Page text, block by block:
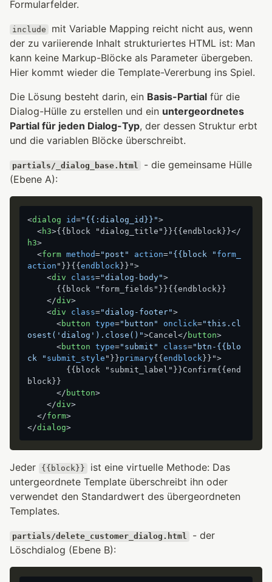
Formularfelder.
include
mit Variable Mapping reicht nicht aus, wenn
der zu variierende Inhalt strukturiertes HTML ist: Man
kann keine Markup-Blöcke als Parameter übergeben.
Hier kommt wieder die Template-Vererbung ins Spiel.
Die Lösung besteht darin, ein Basis-Partial für die
Dialog-Hülle zu erstellen und ein untergeordnetes
Partial für jeden Dialog-Typ, der dessen Struktur erbt
und die variablen Blöcke überschreibt.
partials/_dialog_base.html
- die gemeinsame Hülle
(Ebene A):
<dialog id="{{:dialog_id}}">
<h3>{{block "dialog_title"}}{{endblock}}</
h3>
<form method="post" action="{{block " form_
action "}}{{endblock}}">
<div class="dialog-body">
</div>
<div class="dialog-footer">
<button type="button" onclick="this.cl
osest('dialog').close()">Cancel </ button>
<button type="submit" class="btn-{{blo
ck " submit_style "}}primary{{endblock}}">
block}}
</ button>
</div>
</form>
</dialog>
Jeder {{block}}
ist eine virtuelle Methode: Das
untergeordnete Template überschreibt ihn oder
verwendet den Standardwert des übergeordneten
Templates.
partials/delete_customer_dialog.html
- der
Löschdialog (Ebene B):